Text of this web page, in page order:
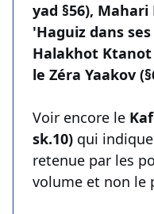
yad §56),
'Haguiz dans
Halakhot Ktanot
le Zéra Yaakov
Voir encore le
sk.10) qui
retenue par les
volume et non le